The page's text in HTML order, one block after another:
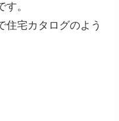
。
住宅カタログのよう